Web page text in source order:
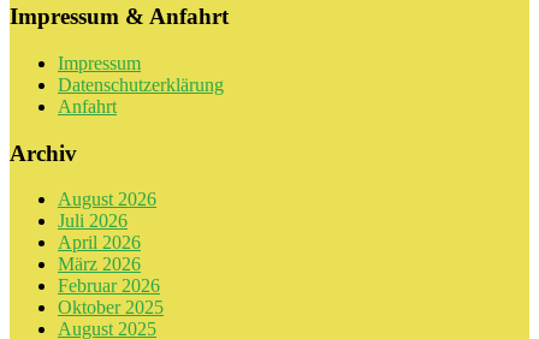
Impressum & Anfahrt
Impressum
Datenschutzerklärung
Anfahrt
Archiv
August 2026
Juli 2026
April 2026
März 2026
Februar 2026
Oktober 2025
August 2025